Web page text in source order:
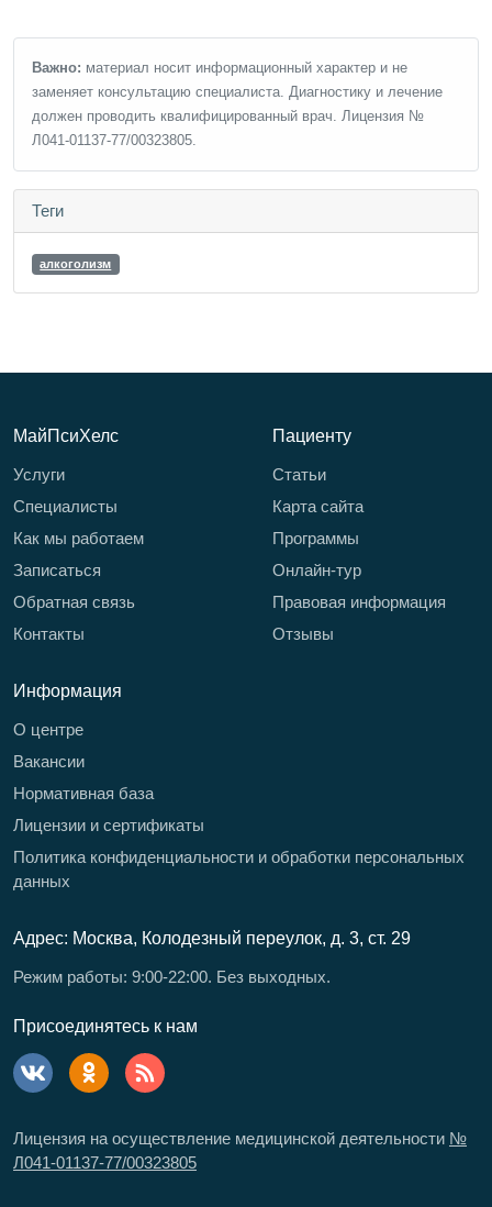
Важно: материал носит информационный характер и не
заменяет консультацию специалиста. Диагностику и лечение
должен проводить квалифицированный врач. Лицензия №
Л041-01137-77/00323805.
Теги
алкоголизм
МайПсиХелс
Услуги
Специалисты
Как мы работаем
Записаться
Обратная связь
Контакты
Пациенту
Статьи
Карта сайта
Программы
Онлайн-тур
Правовая информация
Отзывы
Информация
О центре
Вакансии
Нормативная база
Лицензии и сертификаты
Политика конфиденциальности и обработки персональных
данных
Адрес: Москва, Колодезный переулок, д. 3, ст. 29
Режим работы: 9:00-22:00. Без выходных.
Присоединятесь к нам
Лицензия на осуществление медицинской деятельности №
Л041-01137-77/00323805